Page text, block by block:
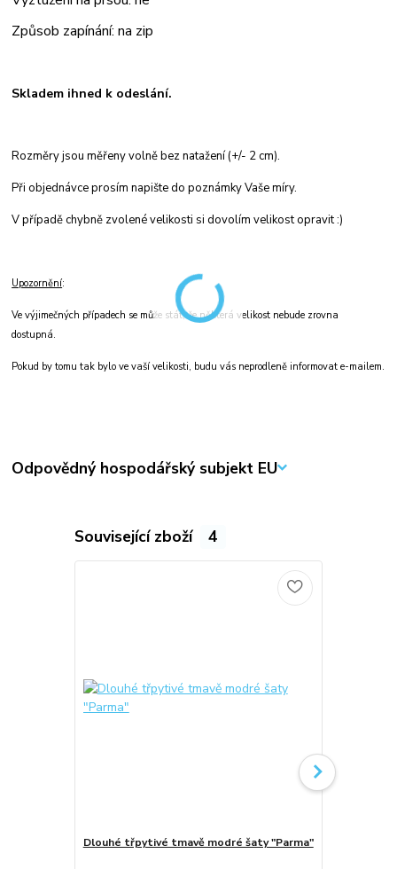
Způsob zapínání: na zip
Skladem ihned k odeslání.
Rozměry jsou měřeny volně bez natažení (+/- 2 cm).
Při objednávce prosím napište do poznámky Vaše míry.
V případě chybně zvolené velikosti si dovolím velikost opravit :)
Upozornění:
Ve výjimečných případech se může stát, že některá velikost nebude zrovna
dostupná.
Pokud by tomu tak bylo ve vaší velikosti, budu vás neprodleně informovat e-mailem.
Odpovědný hospodářský subjekt EU
Související zboží 4
Dlouhé třpytivé tmavě modré šaty "Parma"